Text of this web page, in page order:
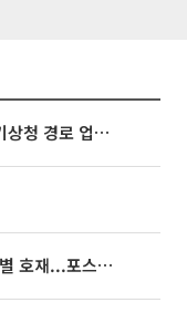
태풍 '돌핀' 오키나와 접근…일본기상청 경로 업데이트
[증시키워드] 반도체 충격 뚫은 개별 호재...포스코퓨처엠·에코프로·한화솔루션 '눈길'